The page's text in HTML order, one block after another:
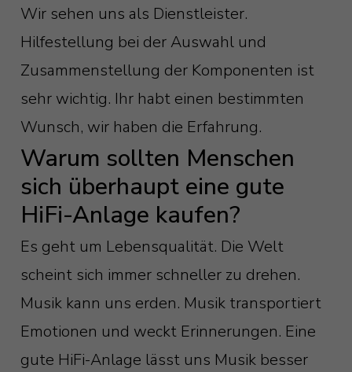
Wir sehen uns als Dienstleister.
Hilfestellung bei der Auswahl und
Zusammenstellung der Komponenten ist
sehr wichtig. Ihr habt einen bestimmten
Wunsch, wir haben die Erfahrung.
Warum sollten Menschen
sich überhaupt eine gute
HiFi-Anlage kaufen?
Es geht um Lebensqualität. Die Welt
scheint sich immer schneller zu drehen.
Musik kann uns erden. Musik transportiert
Emotionen und weckt Erinnerungen. Eine
gute HiFi-Anlage lässt uns Musik besser